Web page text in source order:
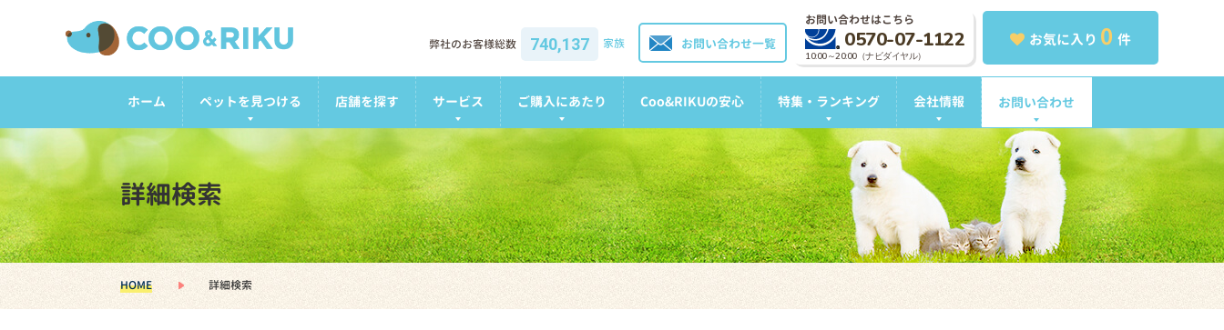
お気に入り 0 件
お問い合わせはこちら
0570-07-1122
10:00～20:00（ナビダイヤル）
お問い合わせ一覧
弊社のお客様総数 740,137 家族
ホーム ペットを見つける 店舗を探す サービス ご購入にあたり Coo&RIKUの安心 特集・ランキング 会社情報 お問い合わせ
詳細検索
HOME 詳細検索